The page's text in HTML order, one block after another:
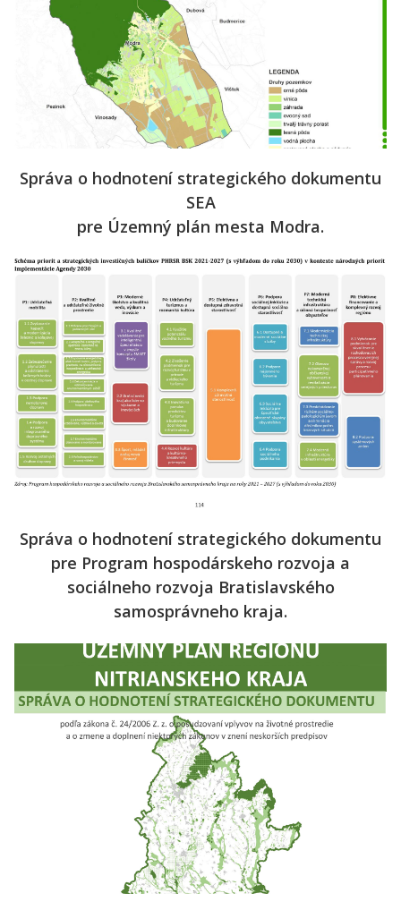
Správa o hodnotení strategického dokumentu
SEA
pre Územný plán mesta Modra.
Správa o hodnotení strategického dokumentu
pre Program hospodárskeho rozvoja a
sociálneho rozvoja Bratislavského
samosprávneho kraja.